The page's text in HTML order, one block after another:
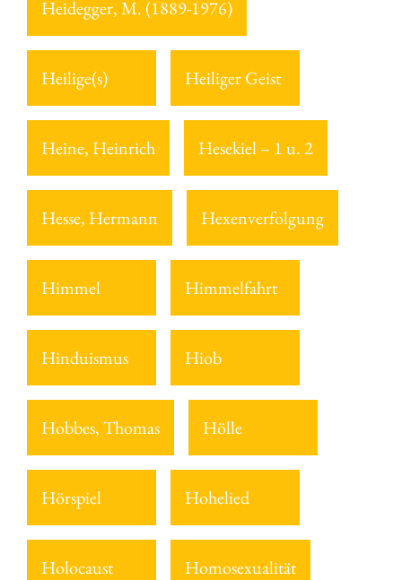
Heidegger, M. (1889-1976)
Heilige(s) Heiliger Geist
Heine, Heinrich Hesekiel – 1 u. 2
Hesse, Hermann Hexenverfolgung
Himmel Himmelfahrt
Hinduismus Hiob
Hobbes, Thomas Hölle
Hörspiel Hohelied
Holocaust Homosexualität